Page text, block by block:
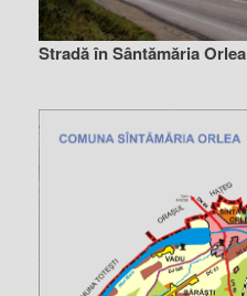
Stradă în Sântămăria Orlea